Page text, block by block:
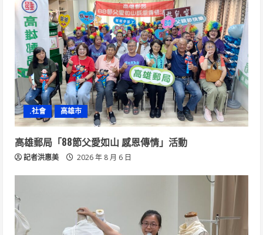
.社會 高雄市
高雄郵局「88節父愛如山 感恩傳情」活動
記者洪惠美 2026 年 8 月 6 日